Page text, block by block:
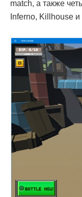
match, а также
Inferno, Killhouse и